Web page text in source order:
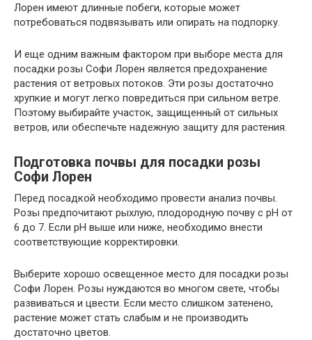
Лорен имеют длинные побеги, которые может
потребоваться подвязывать или опирать на подпорку.
И еще одним важным фактором при выборе места для
посадки розы Софи Лорен является предохранение
растения от ветровых потоков. Эти розы достаточно
хрупкие и могут легко повредиться при сильном ветре.
Поэтому выбирайте участок, защищенный от сильных
ветров, или обеспечьте надежную защиту для растения.
Подготовка почвы для посадки розы
Софи Лорен
Перед посадкой необходимо провести анализ почвы.
Розы предпочитают рыхлую, плодородную почву с pH от
6 до 7. Если pH выше или ниже, необходимо внести
соответствующие корректировки.
Выберите хорошо освещенное место для посадки розы
Софи Лорен. Розы нуждаются во многом свете, чтобы
развиваться и цвести. Если место слишком затенено,
растение может стать слабым и не производить
достаточно цветов.